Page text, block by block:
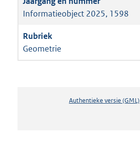
Informatieobject 2025, 1598
Geometrie
Authentieke versie (GML)b